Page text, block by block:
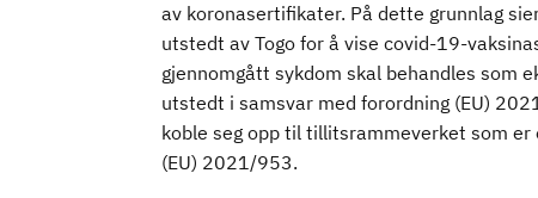
av koronasertifikater. På dette grunnlag
utstedt av Togo for å vise covid-19-
gjennomgått sykdom skal behandles som
utstedt i samsvar med forordning (EU)
koble seg opp til tillitsrammeverket som
(EU) 2021/953.